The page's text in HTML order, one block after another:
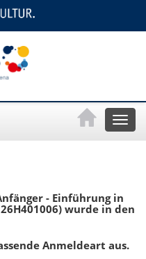
Toggle
- Einführung in
wurde in den
Anmeldeart aus.